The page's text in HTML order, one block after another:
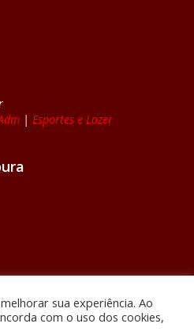
| Esportes e Lazer
|Esportes e Lazer
sua experiência. Ao
com o uso dos cookies,